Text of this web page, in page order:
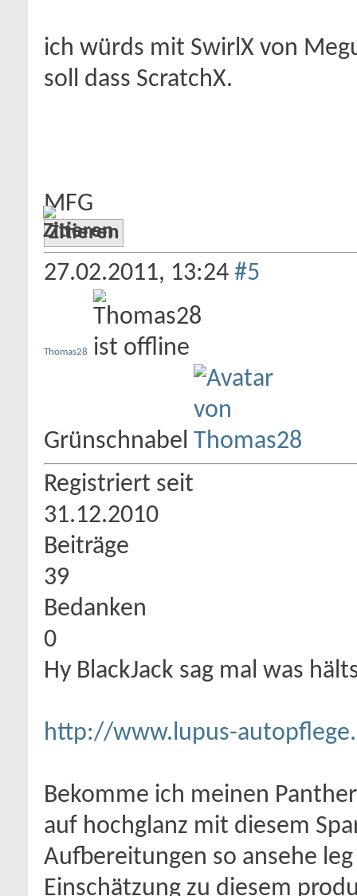
ich würds mit SwirlX von
soll dass ScratchX.
MFG
Zitieren
27.02.2011, 13:24 #5
Thomas28
Grünschnabel
Registriert seit
31.12.2010
Beiträge
39
Bedanken
0
Hy BlackJack sag mal was
http://www.lupus-
Bekomme ich meinen
auf hochglanz mit diesem
Aufbereitungen so ansehe
Einschätzung zu diesem